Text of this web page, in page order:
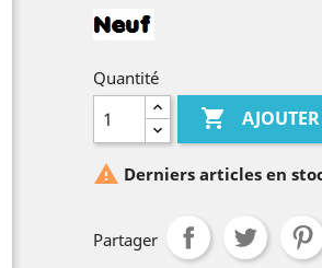
Quantité

 Derniers articles en
Partager